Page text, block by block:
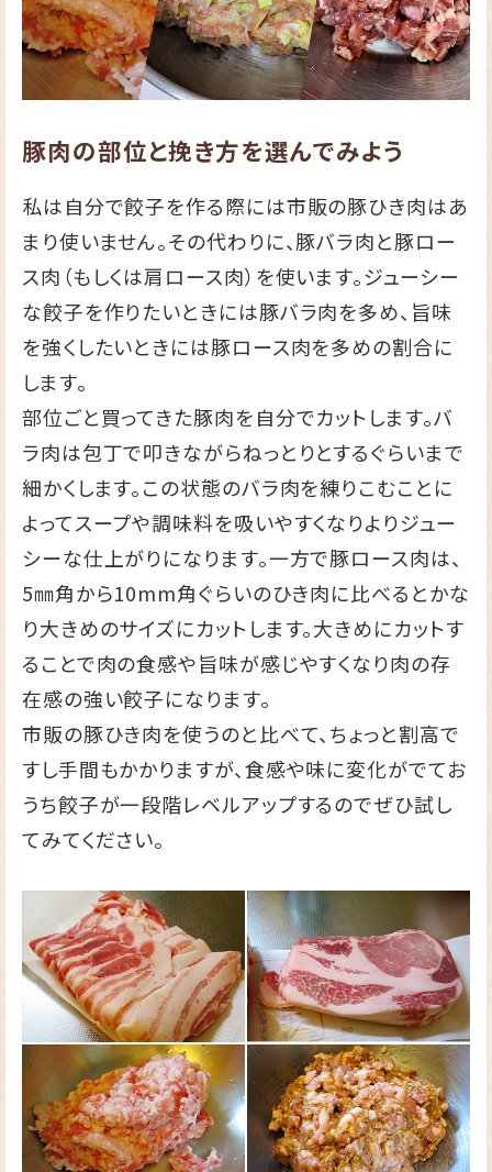
豚肉の部位と挽き方を選んでみよう
私は自分で餃子を作る際には市販の豚ひき肉はあ
まり使いません。その代わりに、豚バラ肉と豚ロー
ス肉（もしくは肩ロース肉）を使います。ジューシー
な餃子を作りたいときには豚バラ肉を多め、旨味
を強くしたいときには豚ロース肉を多めの割合に
します。
部位ごと買ってきた豚肉を自分でカットします。バ
ラ肉は包丁で叩きながらねっとりとするぐらいまで
細かくします。この状態のバラ肉を練りこむことに
よってスープや調味料を吸いやすくなりよりジュー
シーな仕上がりになります。一方で豚ロース肉は、
5㎜角から10mm角ぐらいのひき肉に比べるとかな
り大きめのサイズにカットします。大きめにカットす
ることで肉の食感や旨味が感じやすくなり肉の存
在感の強い餃子になります。
市販の豚ひき肉を使うのと比べて、ちょっと割高で
すし手間もかかりますが、食感や味に変化がでてお
うち餃子が一段階レベルアップするのでぜひ試し
てみてください。